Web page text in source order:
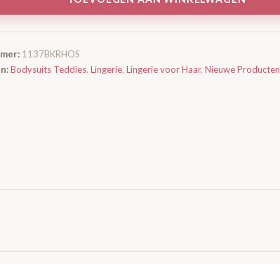
1137BKRHOS
Bodysuits Teddies, Lingerie, Lingerie voor Haar, Nieuwe Producten